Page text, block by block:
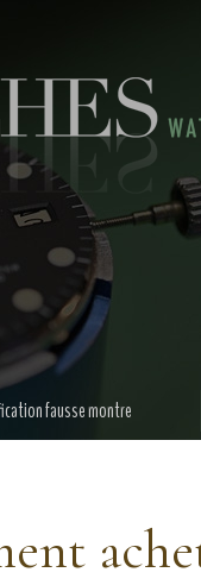
fausse montre